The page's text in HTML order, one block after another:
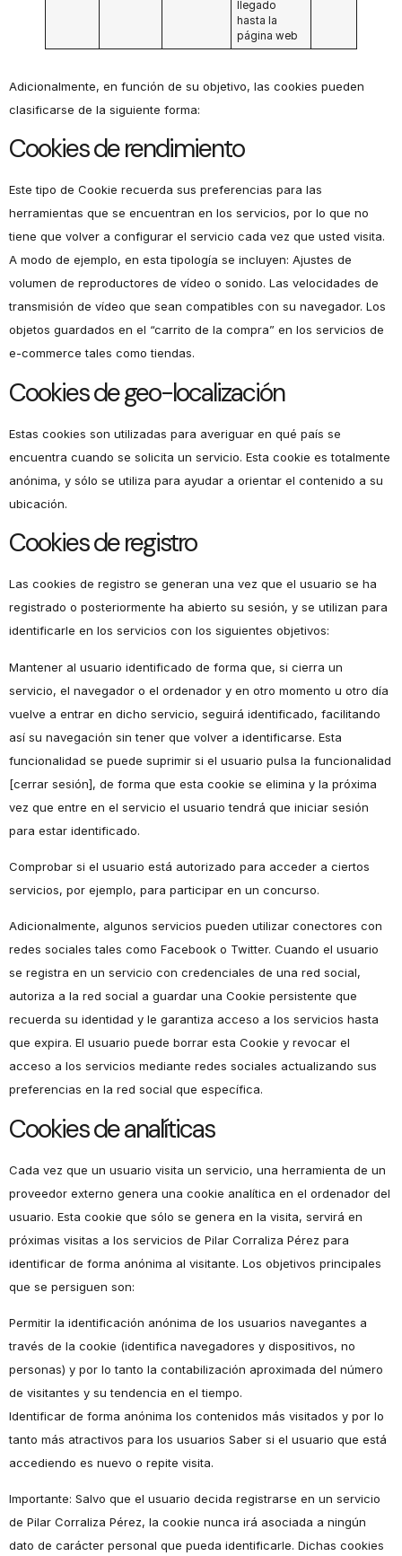
llegado
hasta la
página web
Adicionalmente, en función de su objetivo, las cookies pueden
clasificarse de la siguiente forma:
Cookies de rendimiento
Este tipo de Cookie recuerda sus preferencias para las
herramientas que se encuentran en los servicios, por lo que no
tiene que volver a configurar el servicio cada vez que usted visita.
A modo de ejemplo, en esta tipología se incluyen: Ajustes de
volumen de reproductores de vídeo o sonido. Las velocidades de
transmisión de vídeo que sean compatibles con su navegador. Los
objetos guardados en el “carrito de la compra” en los servicios de
e-commerce tales como tiendas.
Cookies de geo-localización
Estas cookies son utilizadas para averiguar en qué país se
encuentra cuando se solicita un servicio. Esta cookie es totalmente
anónima, y sólo se utiliza para ayudar a orientar el contenido a su
ubicación.
Cookies de registro
Las cookies de registro se generan una vez que el usuario se ha
registrado o posteriormente ha abierto su sesión, y se utilizan para
identificarle en los servicios con los siguientes objetivos:
Mantener al usuario identificado de forma que, si cierra un
servicio, el navegador o el ordenador y en otro momento u otro día
vuelve a entrar en dicho servicio, seguirá identificado, facilitando
así su navegación sin tener que volver a identificarse. Esta
funcionalidad se puede suprimir si el usuario pulsa la funcionalidad
[cerrar sesión], de forma que esta cookie se elimina y la próxima
vez que entre en el servicio el usuario tendrá que iniciar sesión
para estar identificado.
Comprobar si el usuario está autorizado para acceder a ciertos
servicios, por ejemplo, para participar en un concurso.
Adicionalmente, algunos servicios pueden utilizar conectores con
redes sociales tales como Facebook o Twitter. Cuando el usuario
se registra en un servicio con credenciales de una red social,
autoriza a la red social a guardar una Cookie persistente que
recuerda su identidad y le garantiza acceso a los servicios hasta
que expira. El usuario puede borrar esta Cookie y revocar el
acceso a los servicios mediante redes sociales actualizando sus
preferencias en la red social que específica.
Cookies de analíticas
Cada vez que un usuario visita un servicio, una herramienta de un
proveedor externo genera una cookie analítica en el ordenador del
usuario. Esta cookie que sólo se genera en la visita, servirá en
próximas visitas a los servicios de Pilar Corraliza Pérez para
identificar de forma anónima al visitante. Los objetivos principales
que se persiguen son:
Permitir la identificación anónima de los usuarios navegantes a
través de la cookie (identifica navegadores y dispositivos, no
personas) y por lo tanto la contabilización aproximada del número
de visitantes y su tendencia en el tiempo.
Identificar de forma anónima los contenidos más visitados y por lo
tanto más atractivos para los usuarios Saber si el usuario que está
accediendo es nuevo o repite visita.
Importante: Salvo que el usuario decida registrarse en un servicio
de Pilar Corraliza Pérez, la cookie nunca irá asociada a ningún
dato de carácter personal que pueda identificarle. Dichas cookies